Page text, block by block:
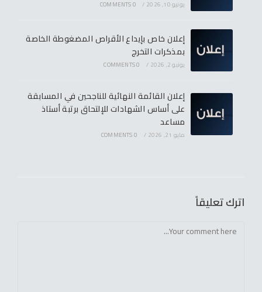
يونيو 10, 2026 /
0 COMMENTS
إعلان خاص بإيداع الأقراص المضغوطة الخاصة
بمذكرات التخرج
يونيو 2, 2026 /
0 COMMENTS
إعلان القائمة النهائية للناجحين في المسابقة
على أساس الشهادات للإلتحاق برتبة أستاذ
مساعد
مايو 21, 2026 /
0 COMMENTS
اترك تعليقاً